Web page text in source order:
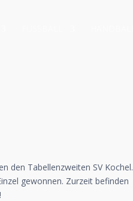
den Tabellenzweiten SV Kochel.
gewonnen. Zurzeit befinden